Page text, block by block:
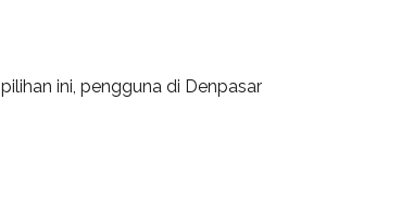
ini, pengguna di Denpasar